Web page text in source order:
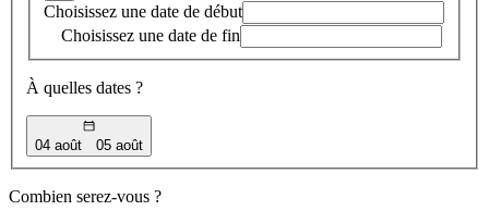
Choisissez une date de début
Choisissez une date de fin
À quelles dates ?
04 août 05 août
Combien serez-vous ?